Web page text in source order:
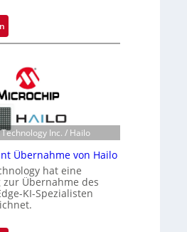
B
k
s
t
n
e
ü
b
Inc. / Hailo
Übernahme von Hailo
hat eine
Übernahme des
KI-Spezialisten